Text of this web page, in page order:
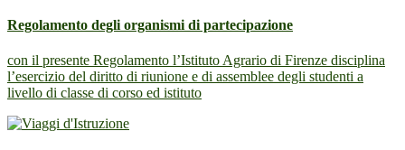
Regolamento degli organismi di partecipazione
con il presente Regolamento l’Istituto Agrario di Firenze disciplina
l’esercizio del diritto di riunione e di assemblee degli studenti a
livello di classe di corso ed istituto